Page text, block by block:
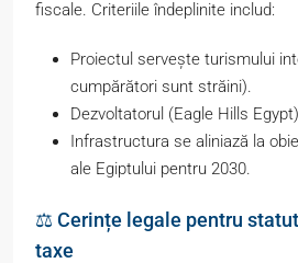
fiscale. Criteriile îndeplinite includ:
Proiectul servește turismului
cumpărători sunt străini).
Dezvoltatorul (Eagle Hills
Infrastructura se aliniază la
ale Egiptului pentru 2030.
⚖️ Cerințe legale pentru
taxe